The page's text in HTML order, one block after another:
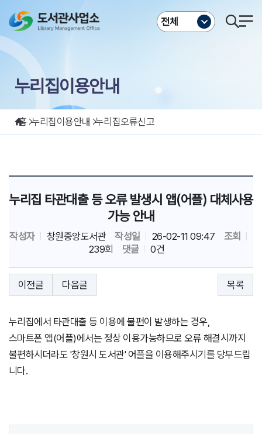
전체
누리집이용안내
홈 누리집이용안내 누리집오류신고
누리집 타관대출 등 오류 발생시 앱(어플) 대체사용
가능 안내
작성자 창원중앙도서관 작성일 26-02-11 09:47
조회
239회
댓글 0건
이전글 다음글 목록
누리집에서 타관대출 등 이용에 불편이 발생하는 경우,
스마트폰 앱(어플)에서는 정상 이용가능하므로 오류 해결시까지
불편하시더라도 '창원시 도서관' 어플을 이용해주시기를 당부드립
니다.